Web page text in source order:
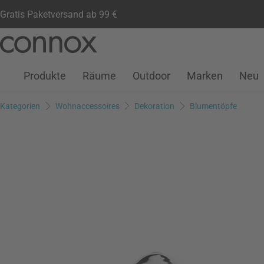
Gratis Paketversand ab 99 €
Seiteninhalt
Suchfeld
Kundenkonto
Wunschliste
Warenkorb
Produkte Räume Outdoor Marken Neu
Kategorien Wohnaccessoires Dekoration Blumentöpfe